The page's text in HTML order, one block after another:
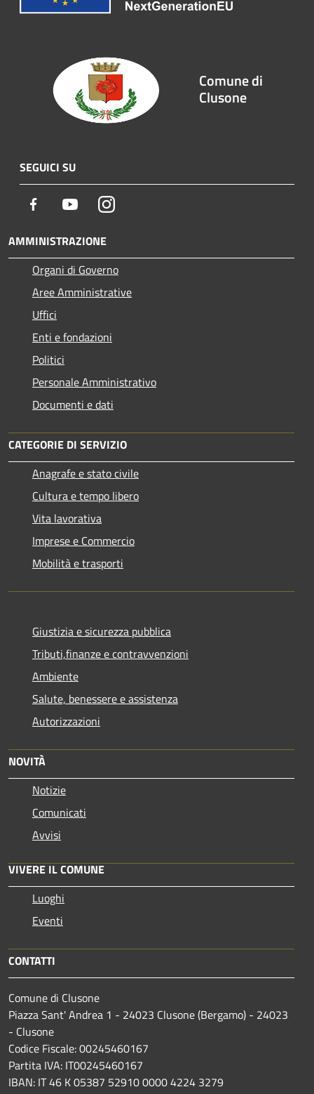
Comune di
Clusone
SEGUICI SU
Facebook YoutubeInstagram
AMMINISTRAZIONE
Organi di Governo
Aree Amministrative
Uffici
Enti e fondazioni
Politici
Personale Amministrativo
Documenti e dati
CATEGORIE DI SERVIZIO
Anagrafe e stato civile
Cultura e tempo libero
Vita lavorativa
Imprese e Commercio
Mobilità e trasporti
Giustizia e sicurezza pubblica
Tributi,finanze e contravvenzioni
Ambiente
Salute, benessere e assistenza
Autorizzazioni
NOVITÀ
Notizie
Comunicati
Avvisi
VIVERE IL COMUNE
Luoghi
Eventi
CONTATTI
Comune di Clusone
Piazza Sant' Andrea 1 - 24023 Clusone (Bergamo) - 24023
- Clusone
Codice Fiscale: 00245460167
Partita IVA: IT00245460167
IBAN: IT 46 K 05387 52910 0000 4224 3279